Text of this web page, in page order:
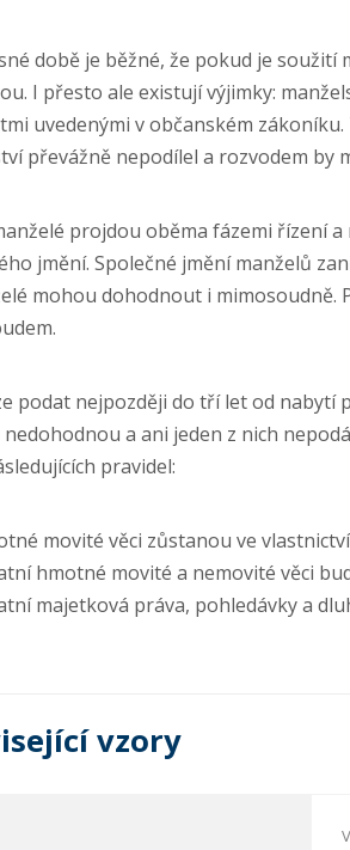
době je běžné, že pokud je
I přesto ale existují výjimky:
uvedenými v občanském
převážně nepodílel a rozvodem by
projdou oběma fázemi řízení
jmění. Společné jmění manželů
mohou dohodnout i mimosoudně.
podat nejpozději do tří let od nabytí
a ani jeden z nich
pravidel:
movité věci zůstanou ve vlastnictví
hmotné movité a nemovité věci
majetková práva, pohledávky a
vzory